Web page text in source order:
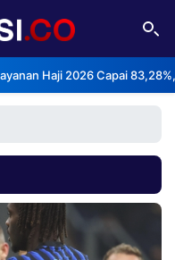
Haji 2026 Capai